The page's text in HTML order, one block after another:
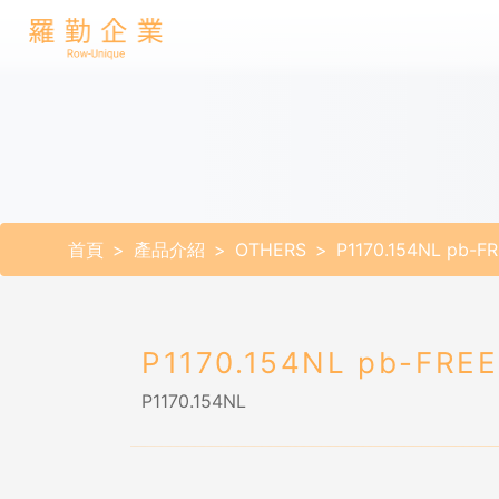
首頁 產品介紹 OTHERS P1170.154NL pb-
P1170.154NL pb-FREE
P1170.154NL